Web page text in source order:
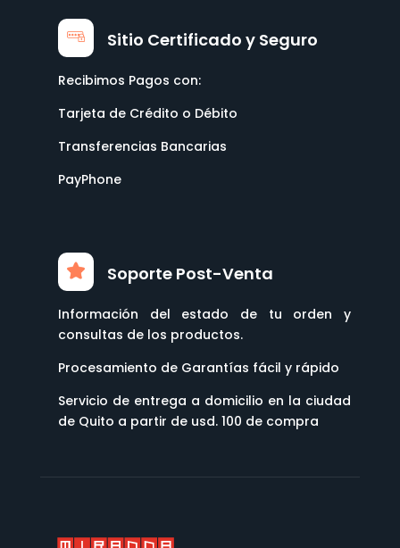
Sitio Certificado y Seguro
Recibimos Pagos con:
Tarjeta de Crédito o Débito
Transferencias Bancarias
PayPhone
Soporte Post-Venta
Información del estado de tu orden y
consultas de los productos.
Procesamiento de Garantías fácil y rápido
Servicio de entrega a domicilio en la ciudad
de Quito a partir de usd. 100 de compra